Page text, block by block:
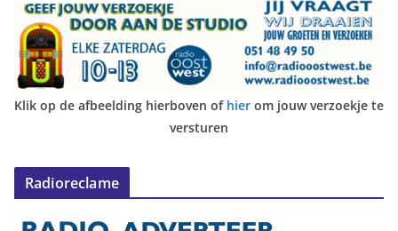
Klik op de afbeelding hierboven of hier om jouw verzoekje te
versturen
Radioreclame